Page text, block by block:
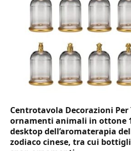
Centrotavola Decorazioni Per
ornamenti animali in ottone
desktop dell’aromaterapia
zodiaco cinese, tra cui